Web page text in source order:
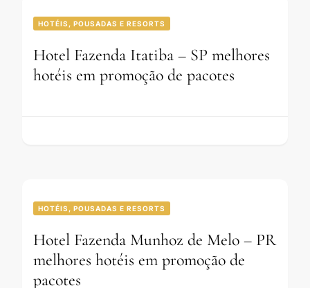
HOTÉIS, POUSADAS E RESORTS
Hotel Fazenda Itatiba – SP melhores
hotéis em promoção de pacotes
HOTÉIS, POUSADAS E RESORTS
Hotel Fazenda Munhoz de Melo – PR
melhores hotéis em promoção de
pacotes